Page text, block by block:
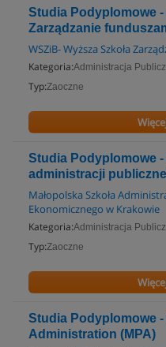
Studia Podyplomowe
Zarządzanie
WSZiB- Wyższa Szkoła
Kategoria:Administracja
Typ:Zaoczne
Studia Podyplomowe -
administracji
Małopolska Szkoła
Ekonomicznego w Krakowie
Kategoria:Administracja
Typ:Zaoczne
Studia Podyplomowe
Administration (MPA)